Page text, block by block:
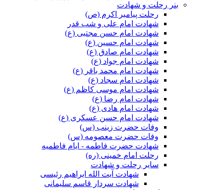
بنر رحلت و شهادت
رحلت پیامبر اکرم (ص)
شهادت امام علی و شب قدر
شهادت امام حسن مجتبی (ع)
شهادت امام حسین (ع)
شهادت امام صادق (ع)
شهادت امام جواد (ع)
شهادت امام محمد باقر (ع)
شهادت امام سجاد (ع)
شهادت امام موسی کاظم (ع)
شهادت امام رضا (ع)
شهادت امام هادی (ع)
شهادت امام حسن عسکری (ع)
وفات حضرت زینب (س)
وفات حضرت معصومه (س)
شهادت حضرت فاطمه - ایام فاطمیه
رحلت امام خمینی (ره)
سایر رحلت و شهادت
شهادت آیت الله ابراهیم رئیسی
شهادت سردار قاسم سلیمانی